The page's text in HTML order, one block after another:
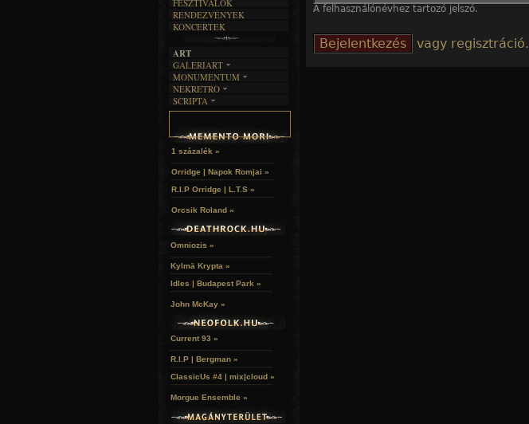
A felhasználónévhez tartozó jelszó.
vagy regisztráció.
FESZTIVÁLOK
RENDEZVÉNYEK
KONCERTEK
ART
GALERIART
ARTGALERI
KÉPREGÉNYEK
LAKÁSKULTS
MONUMENTUM
TEMETŐK
TEMPLOMOK
HELYEK
NEKRETRO
SZUBKULT
RELIKVIÁK
SCRIPTA
NOVELLÁK
HALÁLTÁNC
1 százalék »
Orridge | Napok Romjai »
R.I.P Orridge | L.T.S »
Orcsik Roland »
Omniozis »
Kylmä Krypta »
Idles | Budapest Park »
John McKay »
Current 93 »
R.I.P | Bergman »
ClassicUs #4 | mix|cloud »
Morgue Ensemble »